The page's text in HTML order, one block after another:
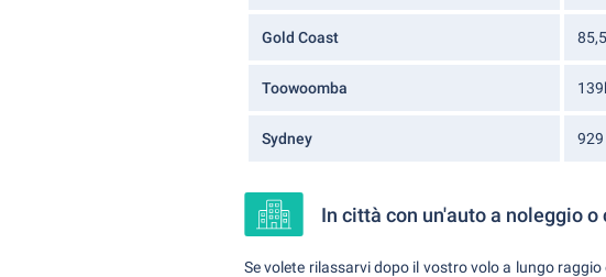
Gold Coast
Toowoomba
Sydney
In città con un'auto a noleggio
Se volete rilassarvi dopo il vostro volo a lungo